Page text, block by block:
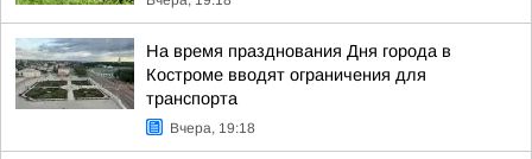
На время празднования Дня города в
Костроме вводят ограничения для
транспорта
Вчера, 19:18